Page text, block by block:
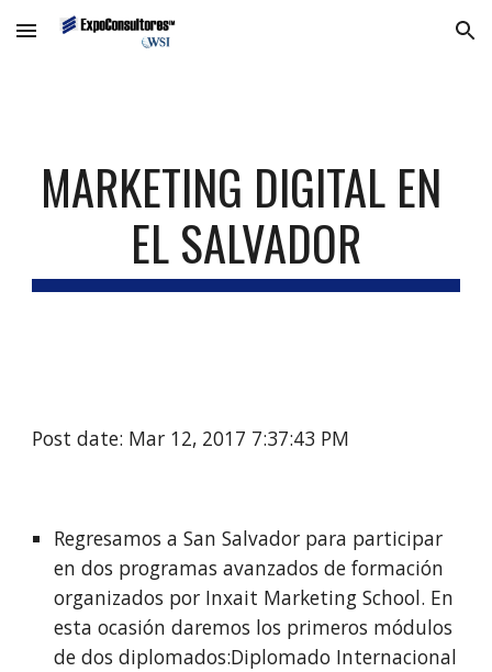
Skip to main content Skip to navigation
MARKETING DIGITAL EN
EL SALVADOR
Post date: Mar 12, 2017 7:37:43 PM
Regresamos a San Salvador para participar
en dos programas avanzados de formación
organizados por Inxait Marketing School. En
esta ocasión daremos los primeros módulos
de dos diplomados:Diplomado Internacional